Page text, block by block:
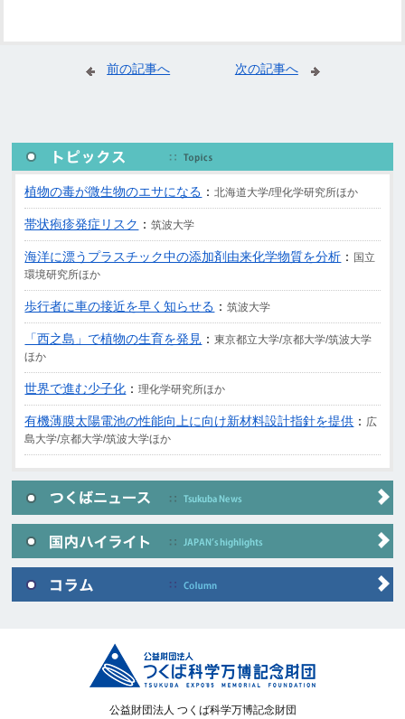
前の記事へ 次の記事へ
植物の毒が微生物のエサになる ：北海道大学/理化学研究所ほか
帯状疱疹発症リスク ：筑波大学
海洋に漂うプラスチック中の添加剤由来化学物質を分析 ： 国立
環境研究所ほか
歩行者に車の接近を早く知らせる ：筑波大学
「西之島」で植物の生育を発見 ：東京都立大学/京都大学/筑波大学
ほか
世界で進む少子化 ：理化学研究所ほか
有機薄膜太陽電池の性能向上に向け新材料設計指針を提供 ： 広
島大学/京都大学/筑波大学ほか
公益財団法人 つくば科学万博記念財団